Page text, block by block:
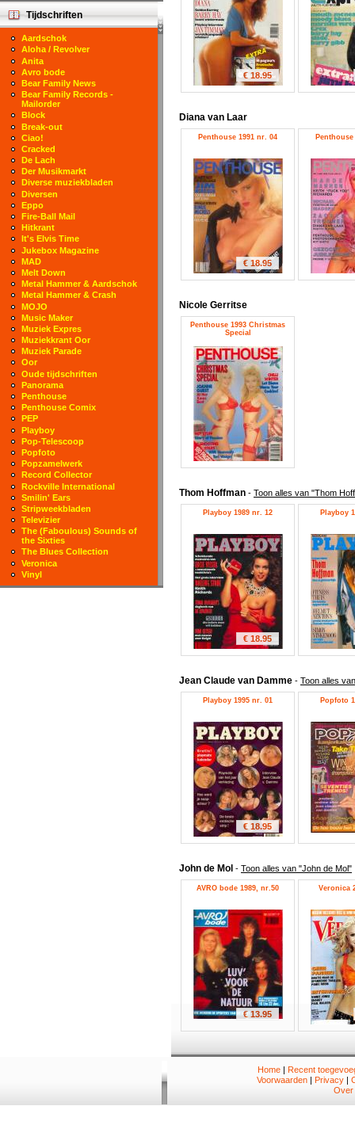
€ 18.95
Diana van Laar
Penthouse 1991 nr. 04
€ 18.95
Nicole Gerritse
Penthouse 1993 Christmas
Special
Thom Hoffman - Toon alles van "Thom
Playboy 1989 nr. 12
€ 18.95
Playboy
Jean Claude van Damme - Toon alles
Playboy 1995 nr. 01
€ 18.95
Popfoto
John de Mol - Toon alles van "John de Mol"
AVRO bode 1989, nr.50
€ 13.95
Veronica
Tijdschriften
Aardschok
Aloha / Revolver
Anita
Avro bode
Bear Family News
Bear Family Records -
Mailorder
Block
Break-out
Ciao!
Cracked
De Lach
Der Musikmarkt
Diverse muziekbladen
Diversen
Eppo
Fire-Ball Mail
Hitkrant
It's Elvis Time
Jukebox Magazine
MAD
Melt Down
Metal Hammer & Aardschok
Metal Hammer & Crash
MOJO
Music Maker
Muziek Expres
Muziekkrant Oor
Muziek Parade
Oor
Oude tijdschriften
Panorama
Penthouse
Penthouse Comix
PEP
Playboy
Pop-Telescoop
Popfoto
Popzamelwerk
Record Collector
Rockville International
Smilin' Ears
Stripweekbladen
Televizier
The (Faboulous) Sounds of
the Sixties
The Blues Collection
Veronica
Vinyl
Home| Recent
Voorwaarden | Privacy |
Over